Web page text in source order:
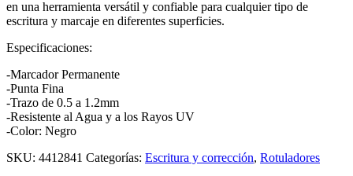
en una herramienta versátil y confiable para cualquier tipo de
escritura y marcaje en diferentes superficies.
Especificaciones:
-Marcador Permanente
-Punta Fina
-Trazo de 0.5 a 1.2mm
-Resistente al Agua y a los Rayos UV
-Color: Negro
SKU: 4412841 Categorías: Escritura y corrección, Rotuladores